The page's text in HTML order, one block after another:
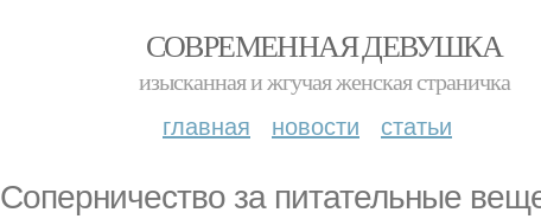
СОВРЕМЕННАЯ ДЕВУШКА
изысканная и жгучая женская страничка
главная новости статьи
Соперничество за питательные